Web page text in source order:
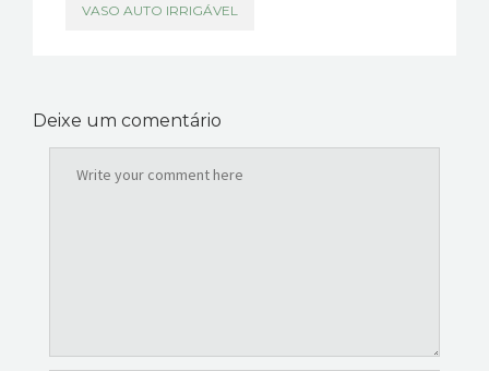
VASO AUTO IRRIGÁVEL
Deixe um comentário